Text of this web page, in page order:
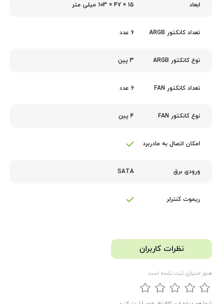
ابعاد 15 × 47 × 103 میلی‌ متر
تعداد کانکتور ARGB 6 عدد
نوع کانکتور ARGB 3 پین
تعداد کانکتور FAN 6 عدد
نوع کانکتور FAN 4 پین
امکان اتصال به مادربرد
ورودی برق SATA
ریموت کنترلر
نظرات کاربران
هنوز امتیازی ثبت نشده است